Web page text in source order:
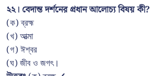
২২। বেদান্ত দর্শনের প্রধান আলোচ্য বিষয় কী?
(ক) ব্রহ্ম
(খ) আত্মা
(গ) ঈশ্বর
(ঘ) জীব ও জগৎ।